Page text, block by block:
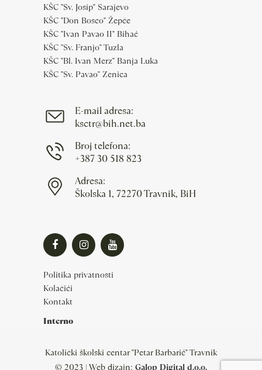
KŠC "Sv. Josip" Sarajevo
KŠC "Don Bosco" Žepče
KŠC "Ivan Pavao II" Bihać
KŠC "Sv. Franjo" Tuzla
KŠC "Bl. Ivan Merz" Banja Luka
KŠC "Sv. Pavao" Zenica
E-mail adresa:
ksctr@bih.net.ba
Broj telefona:
+387 30 518 823
Adresa:
Školska 1, 72270 Travnik, BiH
Politika privatnosti
Kolačići
Kontakt
Interno
Katolički školski centar "Petar Barbarić" Travnik
© 2023 | Web dizajn: Galop Digital d.o.o.